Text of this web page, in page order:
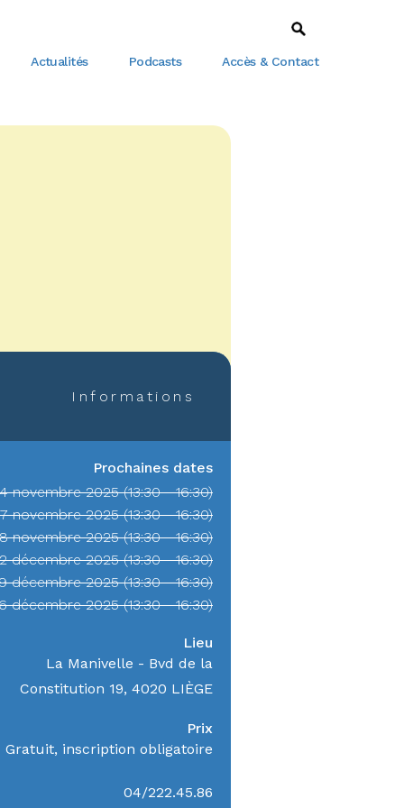
Actualités Podcasts Accès & Contact
Informations
Prochaines dates
4 novembre 2025 (13:30 - 16:30)
novembre 2025 (13:30 - 16:30)
novembre 2025 (13:30 - 16:30)
2 décembre 2025 (13:30 - 16:30)
décembre 2025 (13:30 - 16:30)
décembre 2025 (13:30 - 16:30)
Lieu
La Manivelle - Bvd de la
Constitution 19, 4020 LIÈGE
Prix
Gratuit, inscription obligatoire
04/222.45.86